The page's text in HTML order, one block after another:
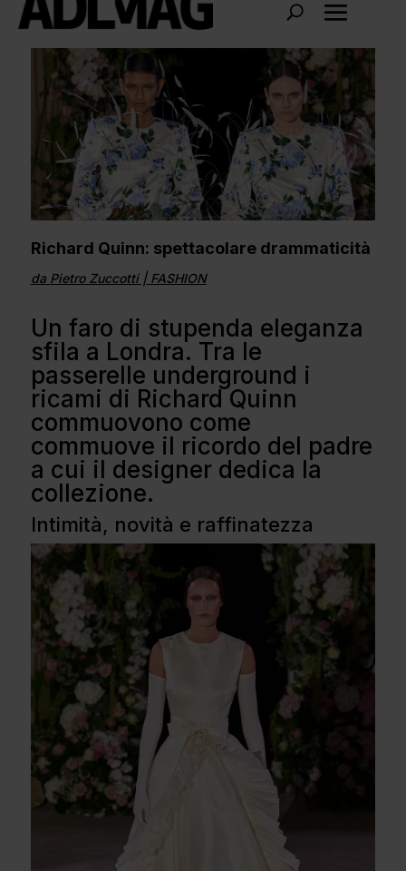
Richard Quinn: spettacolare drammaticità
da Pietro Zuccotti| FASHION
Un faro di stupenda eleganza
sfila a Londra. Tra le
passerelle underground i
ricami di Richard Quinn
commuovono come
commuove il ricordo del padre
a cui il designer dedica la
collezione.
Intimità, novità e raffinatezza